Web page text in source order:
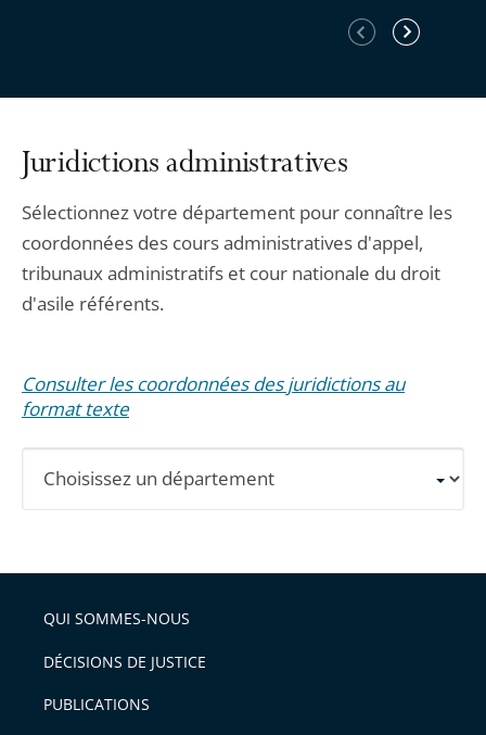
Élément
précédent
Élément
suivant
Juridictions administratives
Sélectionnez votre département pour connaître les
coordonnées des cours administratives d'appel,
tribunaux administratifs et cour nationale du droit
d'asile référents.
Consulter les coordonnées des juridictions au
format texte
les
détaillées.
QUI SOMMES-NOUS
DÉCISIONS DE JUSTICE
PUBLICATIONS